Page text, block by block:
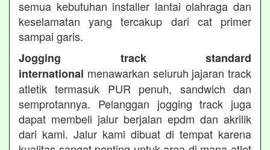
semua kebutuhan installer lantai olahraga dan
keselamatan yang tercakup dari cat primer
sampai garis.
Jogging track standard
international menawarkan seluruh jajaran track
atletik termasuk PUR penuh, sandwich dan
semprotannya. Pelanggan jogging track juga
dapat membeli jalur berjalan epdm dan akrilik
dari kami. Jalur kami dibuat di tempat karena